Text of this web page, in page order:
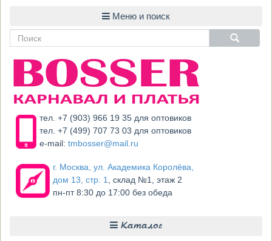
тел. +7 (903) 966 19 35 для оптовиков
тел. +7 (499) 707 73 03 для оптовиков
e-mail:tmbosser@mail.ru
г. Москва, ул. Академика Королёва,
дом 13, стр. 1
, склад №1, этаж 2
пн-пт 8:30 до 17:00 без обеда
Каталог